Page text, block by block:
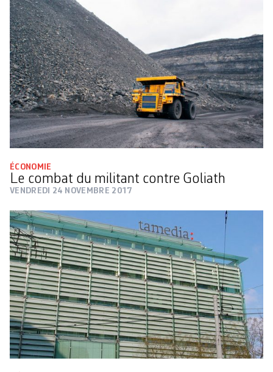
ÉCONOMIE
Le combat du militant contre Goliath
VENDREDI 24 NOVEMBRE 2017